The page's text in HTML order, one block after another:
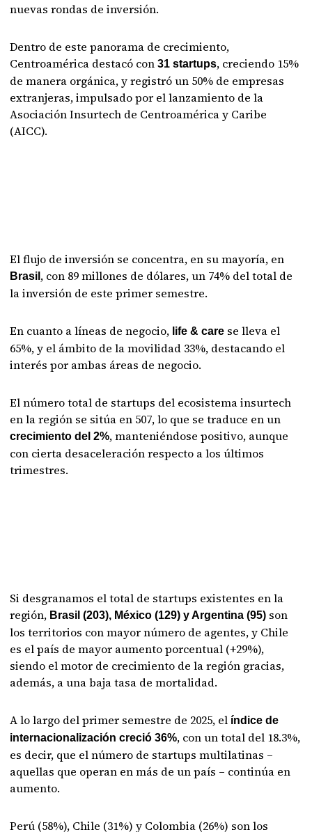
nuevas rondas de inversión.
Dentro de este panorama de crecimiento,
Centroamérica destacó con 31 startups, creciendo 15%
de manera orgánica, y registró un 50% de empresas
extranjeras, impulsado por el lanzamiento de la
Asociación Insurtech de Centroamérica y Caribe
(AICC).
El flujo de inversión se concentra, en su mayoría, en
Brasil , con 89 millones de dólares, un 74% del total de
la inversión de este primer semestre.
En cuanto a líneas de negocio, life & care se lleva el
65%, y el ámbito de la movilidad 33%, destacando el
interés por ambas áreas de negocio.
El número total de startups del ecosistema insurtech
en la región se sitúa en 507, lo que se traduce en un
crecimiento del 2%, manteniéndose positivo, aunque
con cierta desaceleración respecto a los últimos
trimestres.
Si desgranamos el total de startups existentes en la
región, Brasil (203), México (129) y Argentina (95) son
los territorios con mayor número de agentes, y Chile
es el país de mayor aumento porcentual (+29%),
siendo el motor de crecimiento de la región gracias,
además, a una baja tasa de mortalidad.
A lo largo del primer semestre de 2025, el índice de
internacionalización creció 36%, con un total del 18.3%,
es decir, que el número de startups multilatinas –
aquellas que operan en más de un país – continúa en
aumento.
Perú (58%), Chile (31%) y Colombia (26%) son los